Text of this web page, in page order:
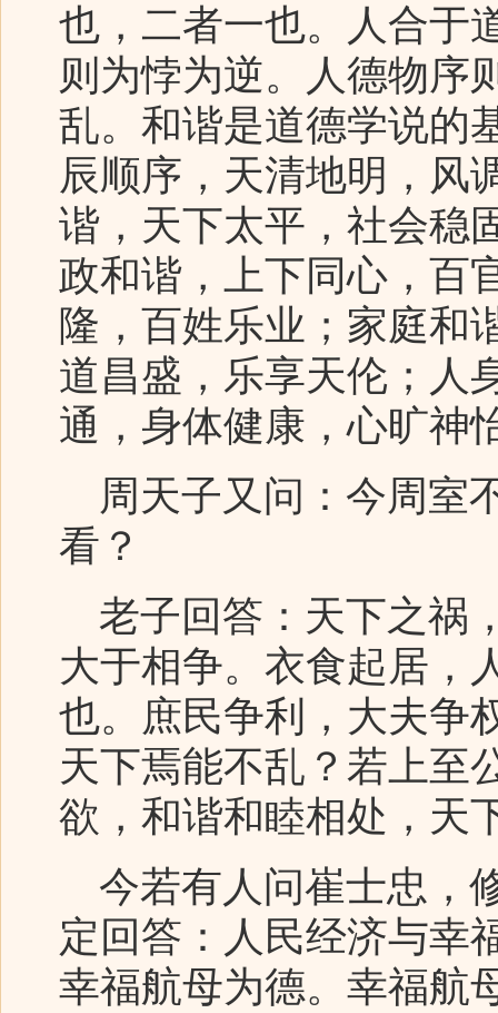
也，二者一也。人合于
则为悖为逆。人德物序
乱。和谐是道德学说的
辰顺序，天清地明，风
谐，天下太平，社会稳
政和谐，上下同心，百
隆，百姓乐业；家庭和
道昌盛，乐享天伦；人
通，身体健康，心旷神
周天子又问：今周室
看？
老子回答：天下之祸
大于相争。衣食起居，
也。庶民争利，大夫争
天下焉能不乱？若上至
欲，和谐和睦相处，天
今若有人问崔士忠，
定回答：人民经济与幸
幸福航母为德。幸福航